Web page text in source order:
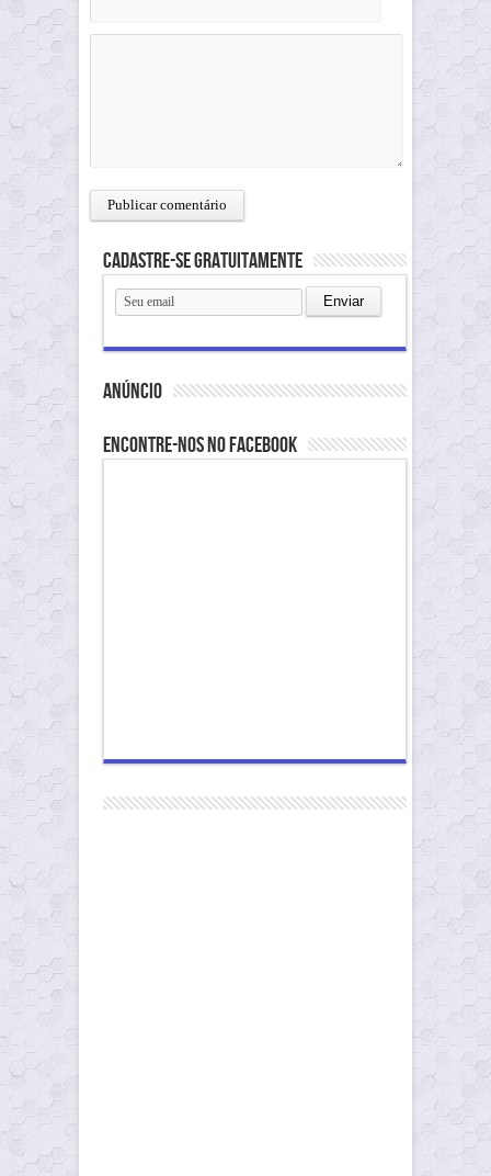
Cadastre-se gratuitamente
anúncio
Encontre-nos no Facebook